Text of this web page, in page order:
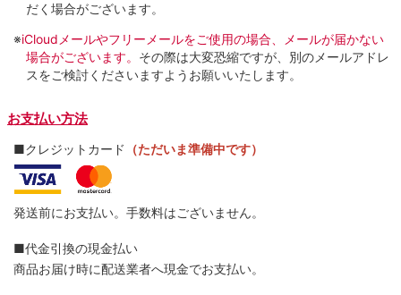
だく場合がございます。
※iCloudメールやフリーメールをご使用の場合、メールが届かない
場合がございます。 その際は大変恐縮ですが、別のメールアドレ
スをご検討くださいますようお願いいたします。
お支払い方法
■クレジットカード （ただいま準備中です）
発送前にお支払い。手数料はございません。
■代金引換の現金払い
商品お届け時に配送業者へ現金でお支払い。